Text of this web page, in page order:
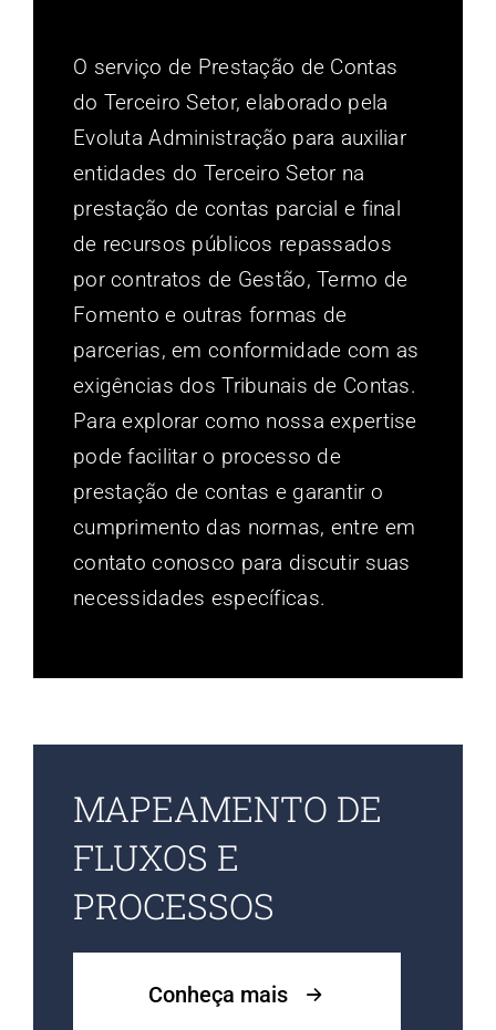
O serviço de Prestação de Contas
do Terceiro Setor, elaborado pela
Evoluta Administração para auxiliar
entidades do Terceiro Setor na
prestação de contas parcial e final
de recursos públicos repassados
por contratos de Gestão, Termo de
Fomento e outras formas de
parcerias, em conformidade com as
exigências dos Tribunais de Contas.
Para explorar como nossa expertise
pode facilitar o processo de
prestação de contas e garantir o
cumprimento das normas, entre em
contato conosco para discutir suas
necessidades específicas.
MAPEAMENTO DE
FLUXOS E
PROCESSOS
Conheça mais